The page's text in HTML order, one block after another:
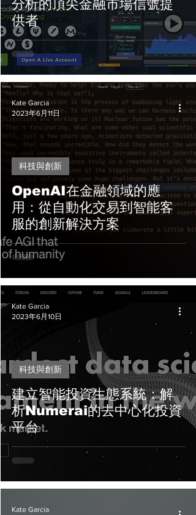
分析的頂尖金融市場信號提
供者
OpenAI在金融領域的應
用：從自動化交易到智能客
服的創新解決方案
科技與創新
Kate Garcia
2023年6月11日
建立智能投資生態系統：解
析Numerai的去中心化投資
平台
科技與創新
Kate Garcia
2023年6月10日
Kate Garcia